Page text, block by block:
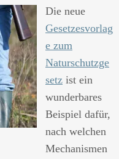
Die neue
Gesetzesvorlag
e zum
Naturschutzge
setz ist ein
wunderbares
Beispiel dafür,
nach welchen
Mechanismen